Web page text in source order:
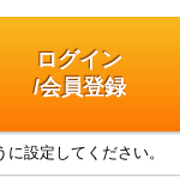
ログイン
/会員登録
設定してください。